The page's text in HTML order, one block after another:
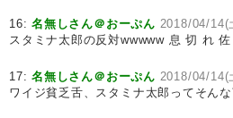
16:名無しさん＠おーぷん 2018/04/14(
スタミナ太郎の反対wwwww 息 切 れ
17:名無しさん＠おーぷん 2018/04/14(
ワイジ貧乏舌、スタミナ太郎ってそん